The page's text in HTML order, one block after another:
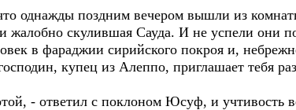
однажды поздним вечером вышли из
скулившая Сауда. И не успели они
в фараджии сирийского покроя и,
купец из Алеппо, приглашает тебя
- ответил с поклоном Юсуф, и учтивость